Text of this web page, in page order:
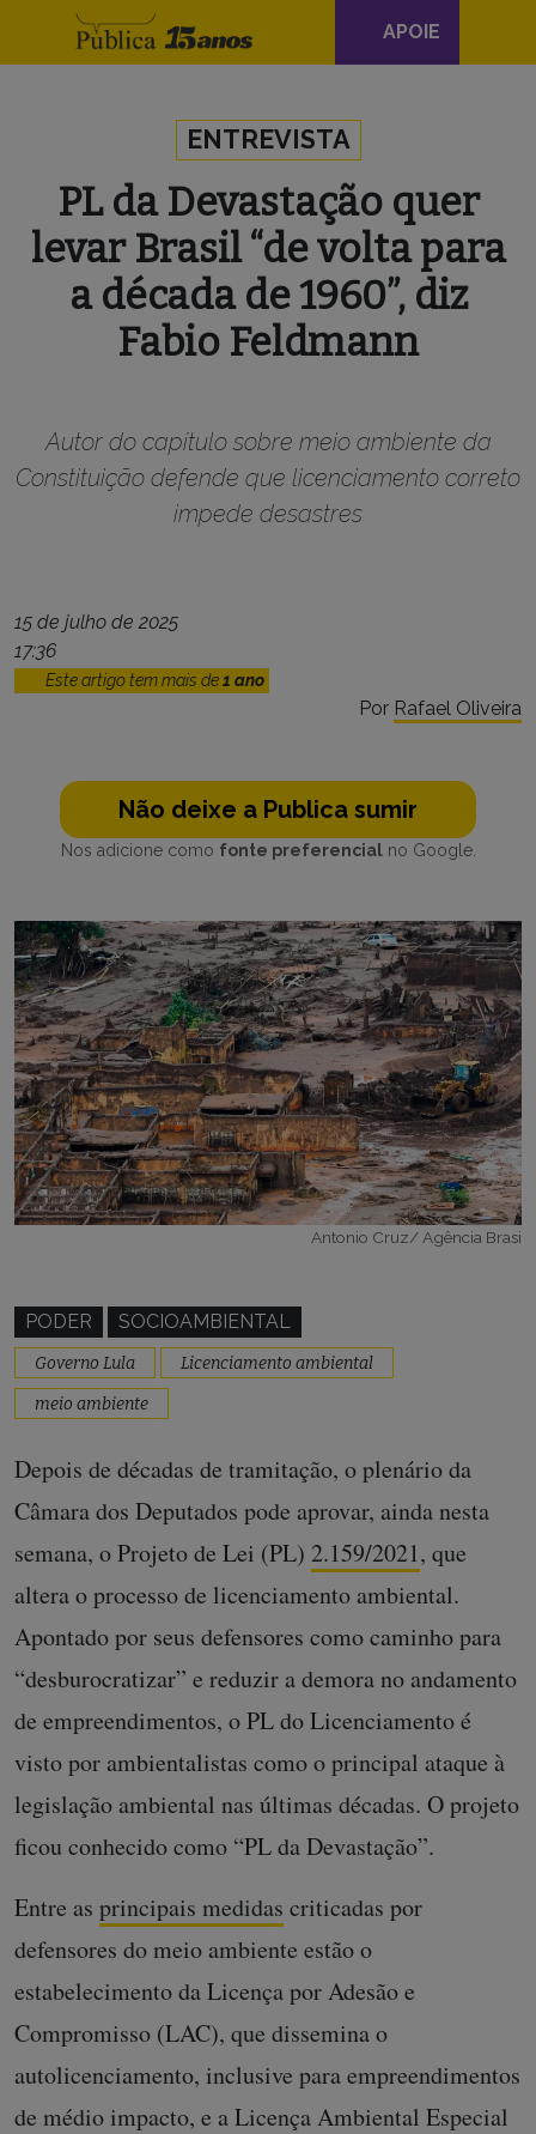
Navegação
principal
APOIE
ENTREVISTA
PL da Devastação quer
levar Brasil “de volta para
a década de 1960”, diz
Fabio Feldmann
Autor do capítulo sobre meio ambiente da
Constituição defende que licenciamento correto
impede desastres
15 de julho de 2025
17:36
Este artigo tem mais de1 ano
Por Rafael Oliveira
Não deixe a Publica sumir
Nos adicione como fonte preferencialno Google.
Antonio Cruz/ Agência Brasi
PODER SOCIOAMBIENTAL
Governo Lula
Licenciamento ambiental
meio ambiente
Depois de décadas de tramitação, o plenário da
Câmara dos Deputados pode aprovar, ainda nesta
semana, o Projeto de Lei (PL) 2.159/2021, que
altera o processo de licenciamento ambiental.
Apontado por seus defensores como caminho para
“desburocratizar” e reduzir a demora no andamento
de empreendimentos, o PL do Licenciamento é
visto por ambientalistas como o principal ataque à
legislação ambiental nas últimas décadas. O projeto
ficou conhecido como “PL da Devastação”.
Entre as principais medidas criticadas por
defensores do meio ambiente estão o
estabelecimento da Licença por Adesão e
Compromisso (LAC), que dissemina o
autolicenciamento, inclusive para empreendimentos
de médio impacto, e a Licença Ambiental Especial